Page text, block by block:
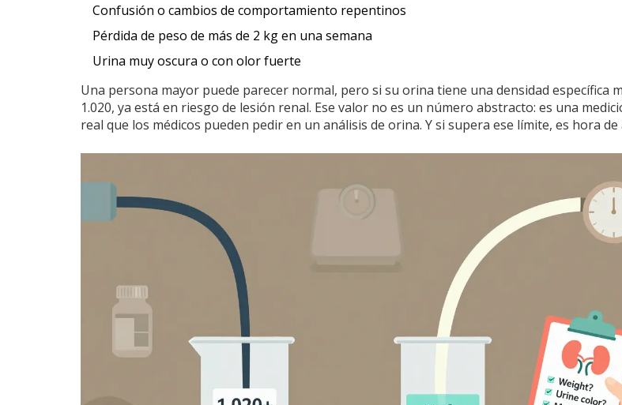
Confusión o cambios de comportamiento repentinos
Pérdida de peso de más de 2 kg en una semana
Urina muy oscura o con olor fuerte
Una persona mayor puede parecer normal, pero si su orina tiene una densidad específica
1.020, ya está en riesgo de lesión renal. Ese valor no es un número abstracto: es una
real que los médicos pueden pedir en un análisis de orina. Y si supera ese límite, es hora de